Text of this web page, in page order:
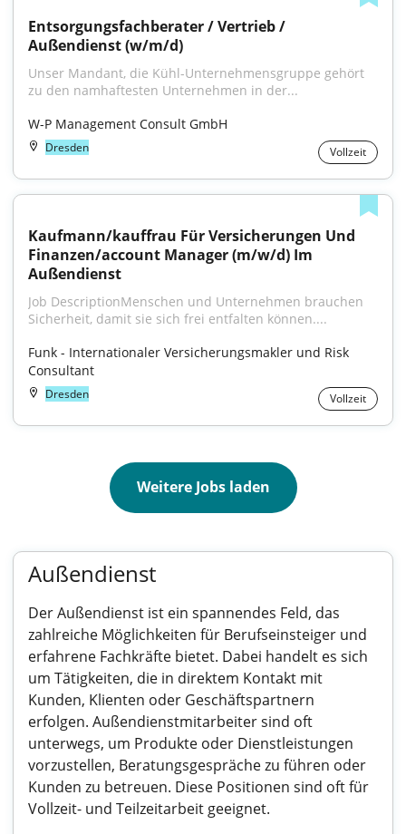
Entsorgungsfachberater / Vertrieb /
Außendienst (w/m/d)
Unser Mandant, die Kühl-Unternehmensgruppe gehört
zu den namhaftesten Unternehmen in der...
W-P Management Consult GmbH
Dresden Vollzeit
Kaufmann/kauffrau Für Versicherungen Und
Finanzen/account Manager (m/w/d) Im
Außendienst
Job DescriptionMenschen und Unternehmen brauchen
Sicherheit, damit sie sich frei entfalten können....
Funk - Internationaler Versicherungsmakler und Risk
Consultant
Dresden Vollzeit
Weitere Jobs laden
Außendienst
Der Außendienst ist ein spannendes Feld, das
zahlreiche Möglichkeiten für Berufseinsteiger und
erfahrene Fachkräfte bietet. Dabei handelt es sich
um Tätigkeiten, die in direktem Kontakt mit
Kunden, Klienten oder Geschäftspartnern
erfolgen. Außendienstmitarbeiter sind oft
unterwegs, um Produkte oder Dienstleistungen
vorzustellen, Beratungsgespräche zu führen oder
Kunden zu betreuen. Diese Positionen sind oft für
Vollzeit- und Teilzeitarbeit geeignet.